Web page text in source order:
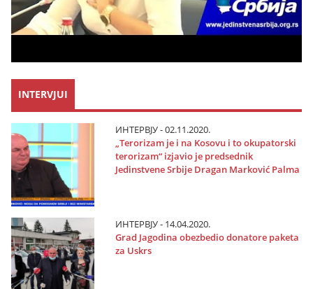
INTERVJUI
ИНТЕРВЈУ - 02.11.2020.
„Terorizam јe i na Kosovu i to okupatorski
terorizam“ izјavio јe predsednik
Јedinstvene Srbiјe Dragan Marković Palma
ИНТЕРВЈУ - 14.04.2020.
Grad Јagodina obezbedio donatore paketa
za Uskrs